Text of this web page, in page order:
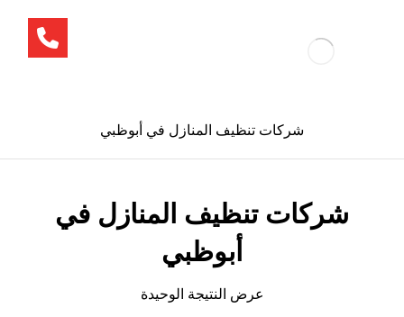
شركات تنظيف المنازل في أبوظبي
شركات تنظيف المنازل في
أبوظبي
عرض النتيجة الوحيدة